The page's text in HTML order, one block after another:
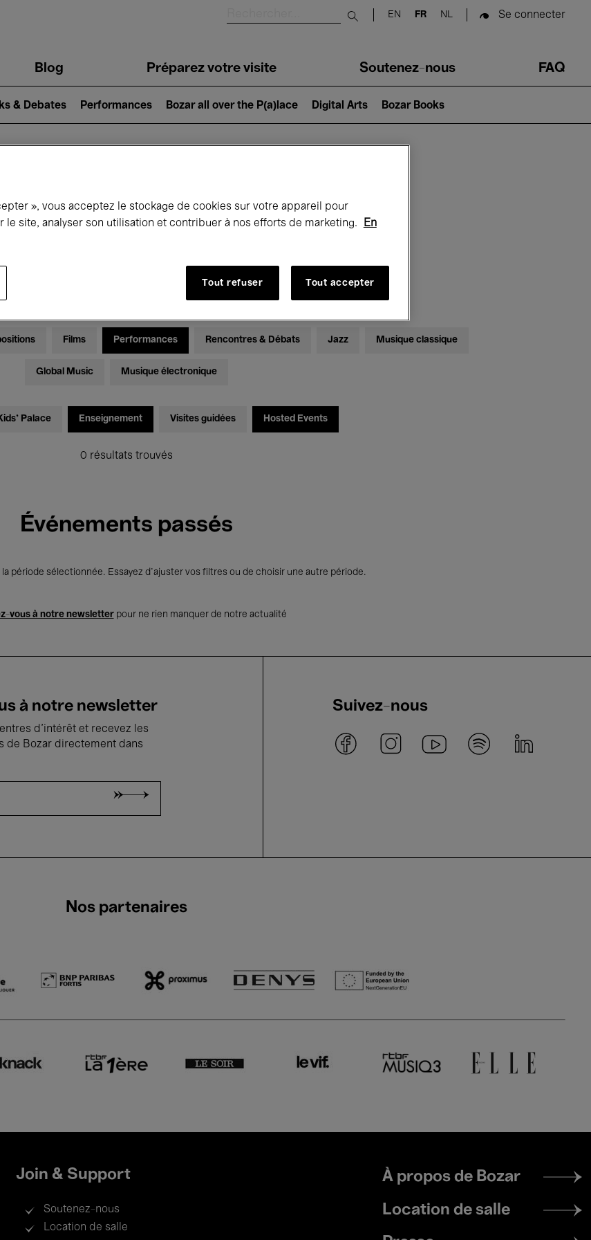
Submit search
EN FR NL Se connecter
Blog Préparez votre visite Soutenez-nous FAQ
& Debates Performances Bozar all over the P(a)lace Digital Arts Bozar Books
se passe à Bozar
Samedi 09 Mai 2026
Films Performances Rencontres & Débats Jazz Musique classique
Global Music Musique électronique
Palace Enseignement Visites guidées Hosted Events
0 résultats trouvés
Événements passés
période sélectionnée. Essayez d’ajuster vos filtres ou de choisir une autre période.
vous à notre newsletterpour ne rien manquer de notre actualité
à notre newsletter
d'intérêt et recevez les
de Bozar directement dans
Suivez-nous
Nos partenaires
Join & Support
Soutenez-nous
Location de salle
Footer
menu
À propos de Bozar
Location de salle
», vous acceptez le stockage de cookies sur votre appareil pour
le site, analyser son utilisation et contribuer à nos efforts de marketing.
En
Tout refuser Tout accepter